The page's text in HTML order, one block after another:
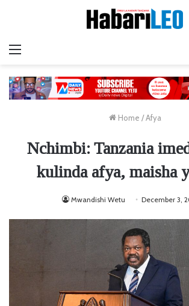
Home / Afya
Nchimbi: Tanzania
kulinda afya, maisha
Mwandishi Wetu December 3,